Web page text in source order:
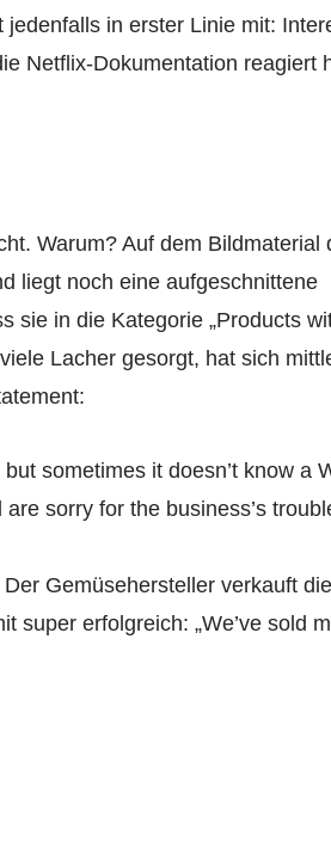
in erster Linie mit:
Netflix-Dokumentation reagiert
Warum? Auf dem Bildmaterial
liegt noch eine aufgeschnittene
sie in die Kategorie „Products
Lacher gesorgt, hat sich
sometimes it doesn’t know a
sorry for the business’s
Gemüsehersteller verkauft die
super erfolgreich: „We’ve sold